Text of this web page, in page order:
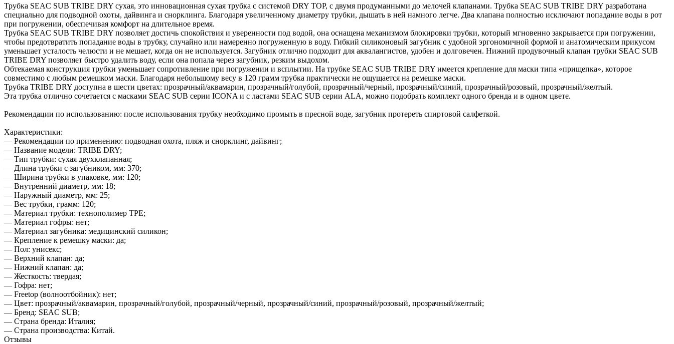
Трубка SEAC SUB TRIBE DRY сухая, это инновационная сухая трубка с системой DRY TOP, с двумя продуманными до мелочей клапанами. Трубка SEAC SUB TRIBE DRY разработана
специально для подводной охоты, дайвинга и снорклинга. Благодаря увеличенному диаметру трубки, дышать в ней намного легче. Два клапана полностью исключают попадание воды в рот
при погружении, обеспечивая комфорт на длительное время.
Трубка SEAC SUB TRIBE DRY позволяет достичь спокойствия и уверенности под водой, она оснащена механизмом блокировки трубки, который мгновенно закрывается при погружении,
чтобы предотвратить попадание воды в трубку, случайно или намеренно погруженную в воду. Гибкий силиконовый загубник с удобной эргономичной формой и анатомическим прикусом
уменьшает усталость челюсти и не мешает, когда он не используется. Загубник отлично подходит для аквалангистов, удобен и долговечен. Нижний продувочный клапан трубки SEAC SUB
TRIBE DRY позволяет быстро удалить воду, если она попала через загубник, резким выдохом.
Обтекаемая конструкция трубки уменьшает сопротивление при погружении и всплытии. На трубке SEAC SUB TRIBE DRY имеется крепление для маски типа «прищепка», которое
совместимо с любым ремешком маски. Благодаря небольшому весу в 120 грамм трубка практически не ощущается на ремешке маски.
Трубка TRIBE DRY доступна в шести цветах: прозрачный/аквамарин, прозрачный/голубой, прозрачный/черный, прозрачный/синий, прозрачный/розовый, прозрачный/желтый.
Эта трубка отлично сочетается с масками SEAC SUB серии ICONA и с ластами SEAC SUB серии ALA, можно подобрать комплект одного бренда и в одном цвете.
Рекомендации по использованию: после использования трубку необходимо промыть в пресной воде, загубник протереть спиртовой салфеткой.
Характеристики:
— Рекомендации по применению: подводная охота, пляж и снорклинг, дайвинг;
— Название модели: TRIBE DRY;
— Тип трубки: сухая двухклапанная;
— Длина трубки с загубником, мм: 370;
— Ширина трубки в упаковке, мм: 120;
— Внутренний диаметр, мм: 18;
— Наружный диаметр, мм: 25;
— Вес трубки, грамм: 120;
— Материал трубки: технополимер ТРЕ;
— Материал гофры: нет;
— Материал загубника: медицинский силикон;
— Крепление к ремешку маски: да;
— Пол: унисекс;
— Верхний клапан: да;
— Нижний клапан: да;
— Жесткость: твердая;
— Гофра: нет;
— Freetop (волноотбойник): нет;
— Цвет: прозрачный/аквамарин, прозрачный/голубой, прозрачный/черный, прозрачный/синий, прозрачный/розовый, прозрачный/желтый;
— Бренд: SEAC SUB;
— Страна бренда: Италия;
— Страна производства: Китай.
Отзывы